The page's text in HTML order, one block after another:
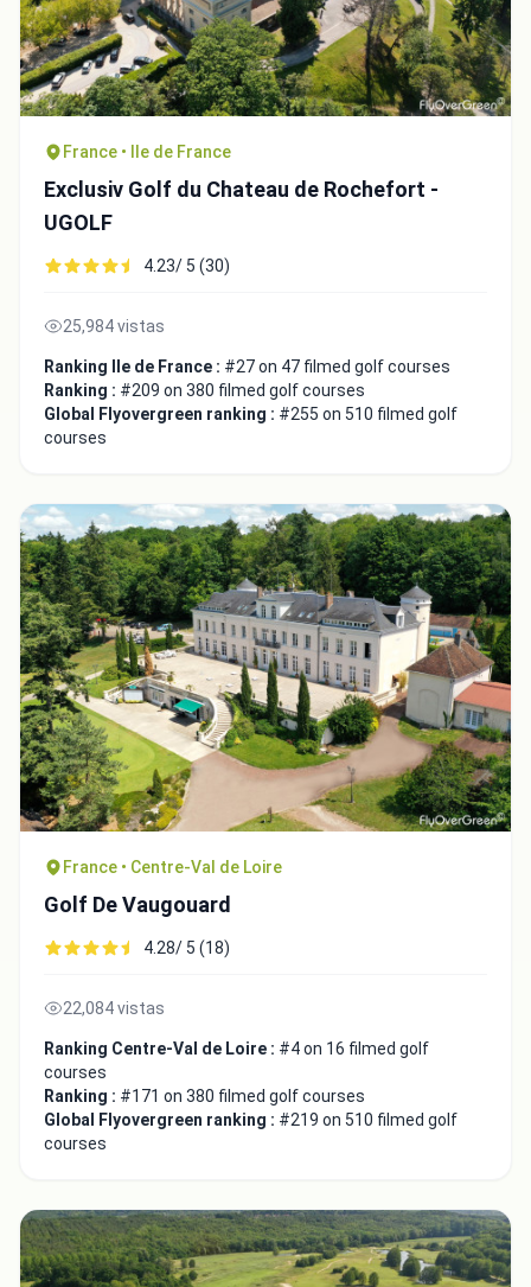
France • Ile de France
Exclusiv Golf du Chateau de Rochefort -
UGOLF
4.23/ 5 (30)
25,984 vistas
Ranking Ile de France : #27 on 47 filmed golf courses
Ranking : #209 on 380 filmed golf courses
Global Flyovergreen ranking : #255 on 510 filmed golf
courses
France • Centre-Val de Loire
Golf De Vaugouard
4.28/ 5 (18)
22,084 vistas
Ranking Centre-Val de Loire : #4 on 16 filmed golf
courses
Ranking : #171 on 380 filmed golf courses
Global Flyovergreen ranking : #219 on 510 filmed golf
courses
Close